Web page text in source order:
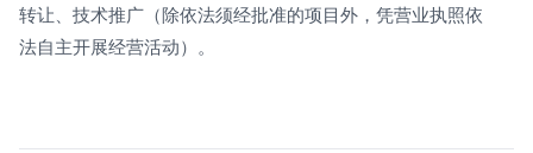
转让、技术推广（除依法须经批准的项目外，凭营业执照依
法自主开展经营活动）。